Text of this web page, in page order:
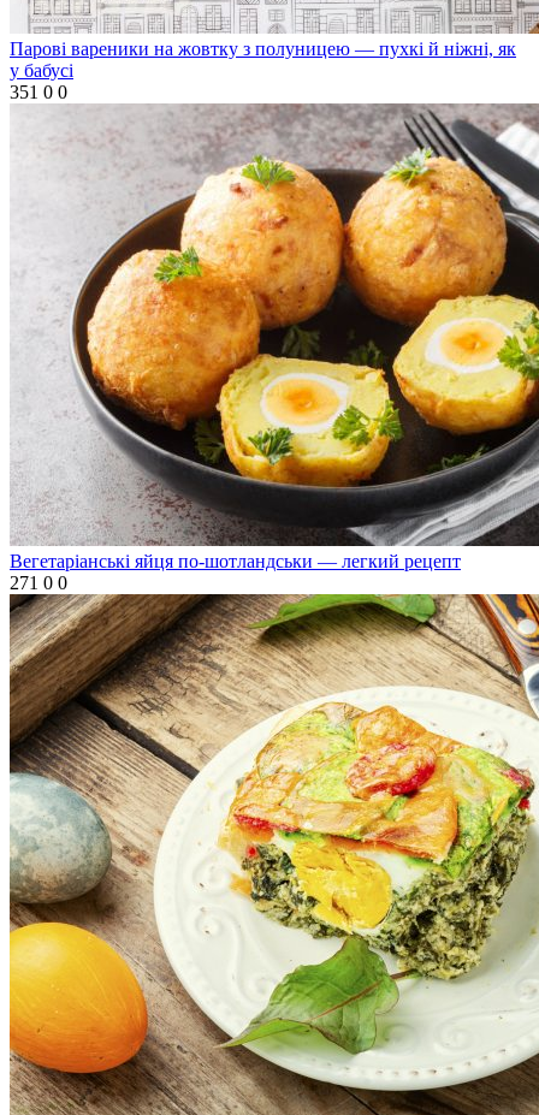
Парові вареники на жовтку з полуницею — пухкі й ніжні, як
у бабусі
351 0 0
Вегетаріанські яйця по-шотландськи — легкий рецепт
271 0 0